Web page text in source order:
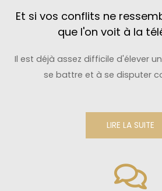
Et si vos conflits ne
que l'on voit à la
Il est déjà assez difficile d'élever
se battre et à se disputer
LIRE LA SUITE